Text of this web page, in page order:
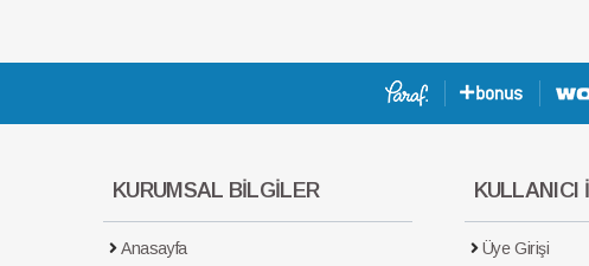
KURUMSAL BİLGİLER
Anasayfa
KULLANICI
Üye Girişi